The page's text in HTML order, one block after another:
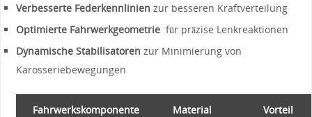
Verbesserte Federkennlinien ‍zur besseren Kraftverteilung
Optimierte Fahrwerkgeometrie⁣ für präzise Lenkreaktionen
Dynamische Stabilisatoren zur Minimierung von
Karosseriebewegungen
Fahrwerkskomponente Material Vorteil